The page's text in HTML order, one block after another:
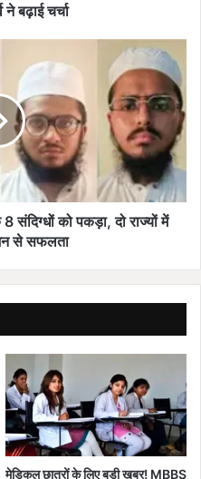
ने बढ़ाई चर्चा
को पकड़ा, दो राज्यों में
से सफलता
मेडिकल छात्रों के लिए बड़ी खबर! MBBS